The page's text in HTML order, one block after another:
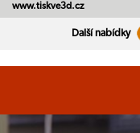
www.tiskve3d.cz
Další nabídky